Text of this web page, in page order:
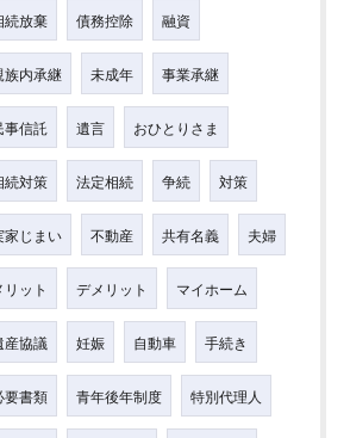
続放棄 債務控除 融資
族内承継 未成年 事業承継
事信託 遺言 おひとりさま
続対策 法定相続 争続 対策
家じまい 不動産 共有名義 夫婦
リット デメリット マイホーム
産協議 妊娠 自動車 手続き
要書類 青年後年制度 特別代理人